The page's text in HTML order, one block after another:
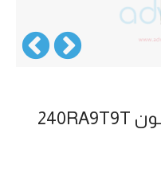
صمام الملف اللولبي ايمرسون 240RA9T9T